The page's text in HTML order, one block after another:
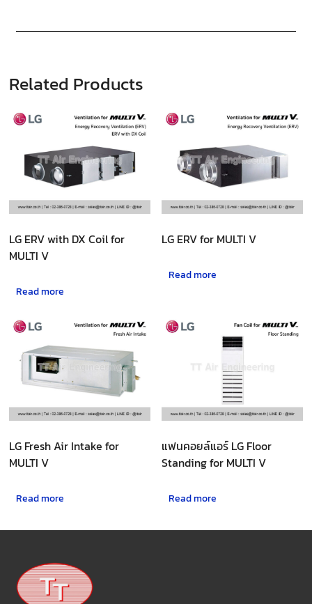
Related Products
LG ERV with DX Coil for
MULTI V
Read more
LG ERV for MULTI V
Read more
LG Fresh Air Intake for
MULTI V
Read more
แฟนคอยล์แอร์ LG Floor
Standing for MULTI V
Read more